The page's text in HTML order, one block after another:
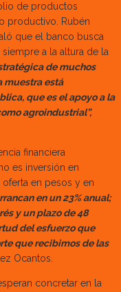
de productos
productivo. Rubén
que el banco busca
a la altura de la
de muchos
muestra está
que es el apoyo a la
agroindustrial”,
financiera
es inversión en
en pesos y en
en un 23% anual;
y un plazo de 48
del esfuerzo que
que recibimos de las
Ocantos.
concretar en la